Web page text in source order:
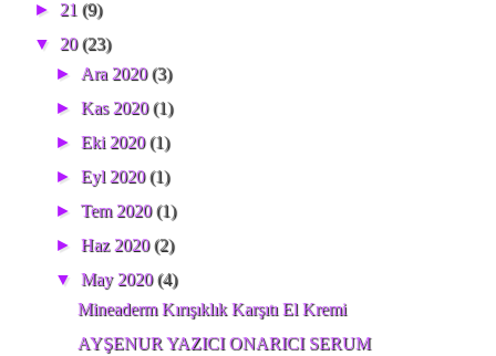
► 21 (9)
▼ 20(23)
► Ara 2020(3)
►Kas 2020(1)
►Eki 2020(1)
►Eyl 2020(1)
►Tem 2020(1)
►Haz 2020(2)
▼May 2020(4)
Mineaderm Kırışıklık Karşıtı El Kremi
AYŞENUR YAZICI ONARICI SERUM